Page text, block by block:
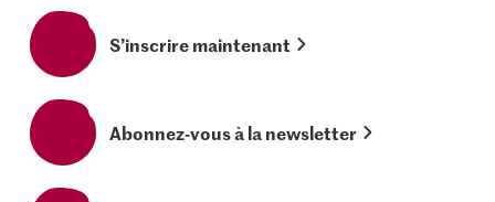
S’inscrire maintenant
Abonnez-vous à la newsletter